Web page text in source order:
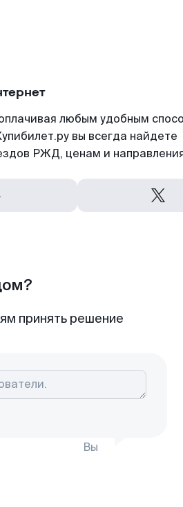
любым удобным
вы всегда найдете
РЖД, ценам и
принять решение
Вы